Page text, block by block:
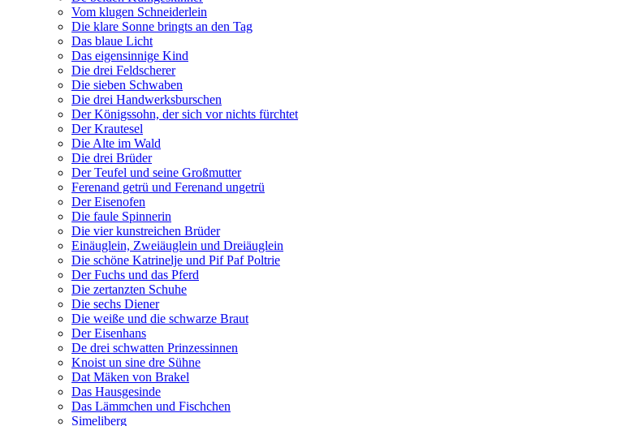
Vom klugen Schneiderlein
Die klare Sonne bringts an den Tag
Das blaue Licht
Das eigensinnige Kind
Die drei Feldscherer
Die sieben Schwaben
Die drei Handwerksburschen
Der Königssohn, der sich vor nichts fürchtet
Der Krautesel
Die Alte im Wald
Die drei Brüder
Der Teufel und seine Großmutter
Ferenand getrü und Ferenand ungetrü
Der Eisenofen
Die faule Spinnerin
Die vier kunstreichen Brüder
Einäuglein, Zweiäuglein und Dreiäuglein
Die schöne Katrinelje und Pif Paf Poltrie
Der Fuchs und das Pferd
Die zertanzten Schuhe
Die sechs Diener
Die weiße und die schwarze Braut
Der Eisenhans
De drei schwatten Prinzessinnen
Knoist un sine dre Sühne
Dat Mäken von Brakel
Das Hausgesinde
Das Lämmchen und Fischchen
Simeliberg